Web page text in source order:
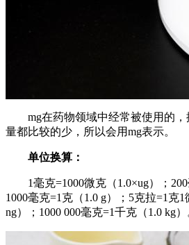
mg在药物领域中经常被使用的
量都比较的少，所以会用mg表示。
单位换算：
1毫克=1000微克（1.0×ug）；
1000毫克=1克（1.0 g）；5克拉=1克
ng）；1000 000毫克=1千克（1.0 kg）